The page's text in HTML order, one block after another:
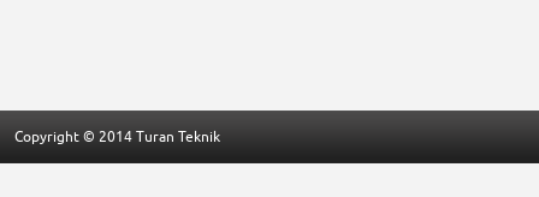
Copyright © 2014 Turan Teknik